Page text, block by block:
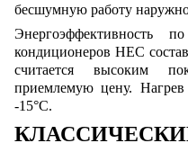
бесшумную работу
Энергоэффективность
кондиционеров HEC
считается высоким
приемлемую цену.
-15°С.